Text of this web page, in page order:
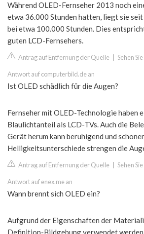
Während OLED-Fernseher 2013 noch
etwa 36.000 Stunden hatten, liegt sie seit
bei etwa 100.000 Stunden. Dies
guten LCD-Fernsehers.
Antrag auf Entfernung der Quelle Sehen
Antwort auf computerbild.de an
Ist OLED schädlich für die Augen?
Fernseher mit OLED-Technologie haben
Blaulichtanteil als LCD-TVs. Auch die
Gerät herum kann beruhigend und
Helligkeitsunterschiede strengen die
Antrag auf Entfernung der Quelle Sehen
Antwort auf enex.me an
Wann brennt sich OLED ein?
Aufgrund der Eigenschaften der
Definition-Bildgebung verwendet